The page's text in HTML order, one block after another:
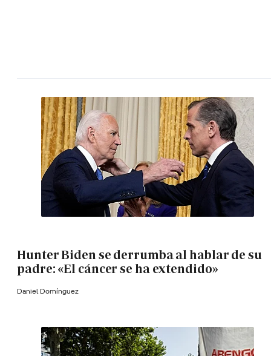
Hunter Biden se derrumba al hablar de su
padre: «El cáncer se ha extendido»
Daniel Domínguez